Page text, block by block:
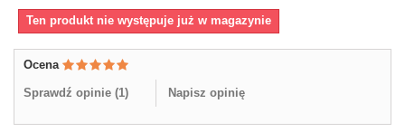
Ten produkt nie występuje już w magazynie
Ocena
Sprawdź opinie (1) Napisz opinię